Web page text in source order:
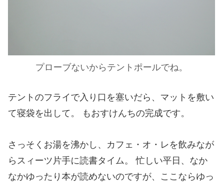
プローブないからテントポールでね。
テントのフライで入り口を塞いだら、マットを敷い
て寝袋を出して。 もおすけんちの完成です。
さっそくお湯を沸かし、カフェ・オ・レを飲みなが
らスィーツ片手に読書タイム。 忙しい平日、なか
なかゆったり本が読めないのですが、ここならゆっ